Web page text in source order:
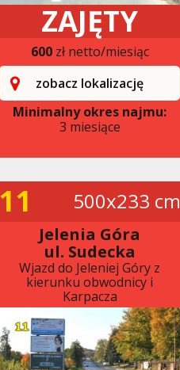
ZAJĘTY
600zł netto/miesiąc
zobacz lokalizację
Minimalny okres najmu:
3 miesiące
11 500x233 cm
Jelenia Góra
ul. Sudecka
Wjazd do Jeleniej Góry z
kierunku obwodnicy i
Karpacza